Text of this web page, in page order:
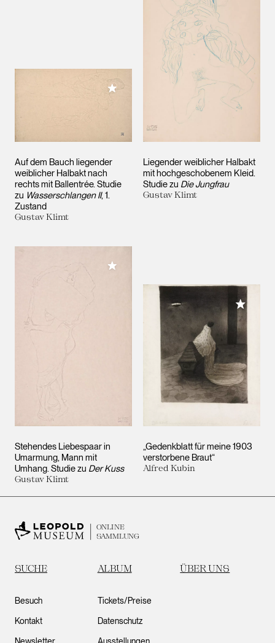
Auf dem Bauch liegender
weiblicher Halbakt nach
rechts mit Ballentrée. Studie
zu Wasserschlangen II, 1.
Zustand
Gustav Klimt
Meiner Sammlung hinzufügen
Liegender weiblicher Halbakt
mit hochgeschobenem Kleid.
Studie zu Die Jungfrau
Gustav Klimt
Stehendes Liebespaar in
Umarmung, Mann mit
Umhang. Studie zu Der Kuss
Gustav Klimt
Meiner Sammlung hinzufügen
„Gedenkblatt für meine 1903
verstorbene Braut“
Alfred Kubin
Meiner
ONLINE
SAMMLUNG
SUCHE ALBUM ÜBER UNS
Besuch
Kontakt
Tickets/Preise
Datenschutz